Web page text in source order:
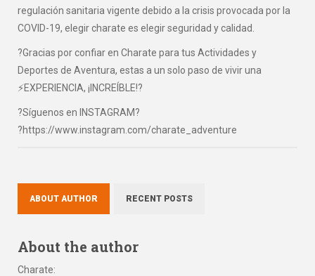
regulación sanitaria vigente debido a la crisis provocada por la
COVID-19, elegir charate es elegir seguridad y calidad.
?Gracias por confiar en Charate para tus Actividades y
Deportes de Aventura, estas a un solo paso de vivir una
⚡EXPERIENCIA, ¡INCREÍBLE!?
?Síguenos en INSTAGRAM?
?https://www.instagram.com/charate_adventure
ABOUT AUTHOR RECENT POSTS
About the author
Charate: